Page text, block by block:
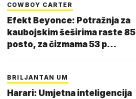
COWBOY CARTER
Efekt Beyonce: Potražnja za
kaubojskim šeširima raste 85
posto, za čizmama 53 p…
BRILJANTAN UM
Harari: Umjetna inteligencija